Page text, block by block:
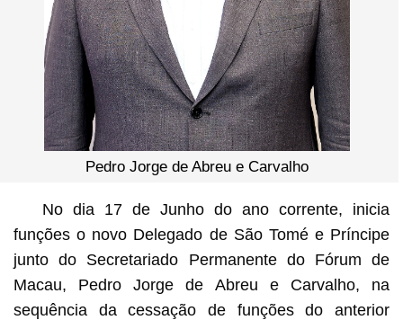
Pedro Jorge de Abreu e Carvalho
No dia 17 de Junho do ano corrente, inicia
funções o novo Delegado de São Tomé e Príncipe
junto do Secretariado Permanente do Fórum de
Macau, Pedro Jorge de Abreu e Carvalho, na
sequência da cessação de funções do anterior